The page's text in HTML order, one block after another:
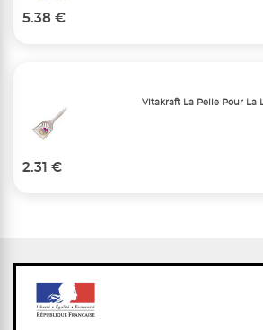
5.38 €
Vitakraft La Pelle Pour La
2.31 €